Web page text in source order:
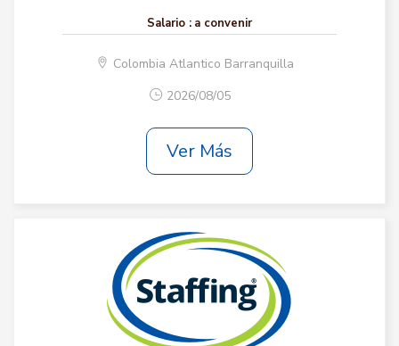
Salario : a convenir
Colombia Atlantico Barranquilla
2026/08/05
Ver Más